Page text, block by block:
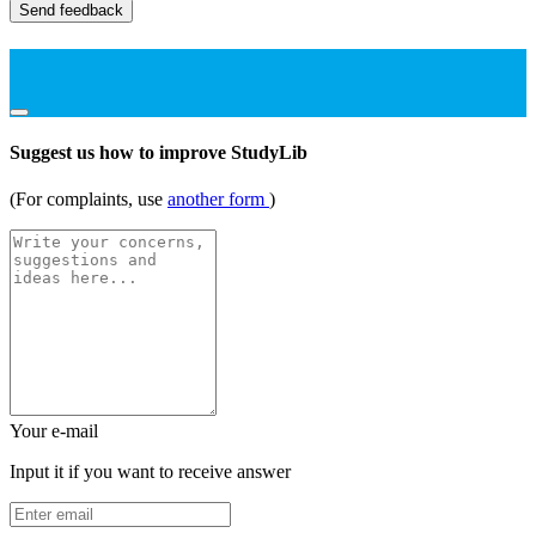
Send feedback
Suggest us how to improve StudyLib
(For complaints, use another form )
Your e-mail
Input it if you want to receive answer